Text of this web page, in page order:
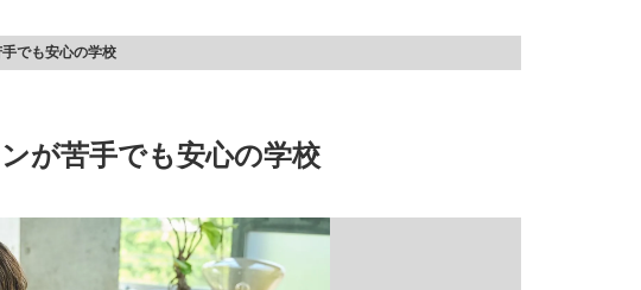
でも安心の学校
が苦手でも安心の学校